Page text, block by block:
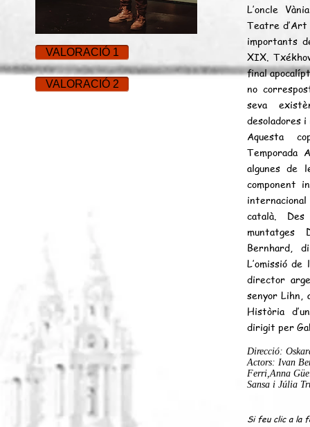
VALORACIÓ 1
VALORACIÓ 2
L’oncle
Teatre d’Art
importants
XIX.
final
no
seva
desoladores
Aquesta
Temporada
algunes de
component
català.
muntatges
Bernhard,
L’omissió
director
senyor Lihn,
Història
dirigit per
Direcció:
Actors: Ivan
Ferri,Anna
Sansa i Júlia
Si feu clic a la